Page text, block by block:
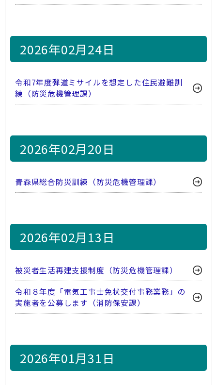
2026年02月24日
令和7年度弾道ミサイルを想定した住民避難訓
練（防災危機管理課）
2026年02月20日
青森県総合防災訓練（防災危機管理課）
2026年02月13日
被災者生活再建支援制度（防災危機管理課）
令和８年度「電気工事士免状交付事務業務」の
実施者を公募します（消防保安課）
2026年01月31日